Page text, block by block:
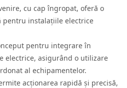
cu cap îngropat, oferă o
pentru instalațiile electrice
pentru integrare în
electrice, asigurând o utilizare
al echipamentelor.
acționarea rapidă și precisă,